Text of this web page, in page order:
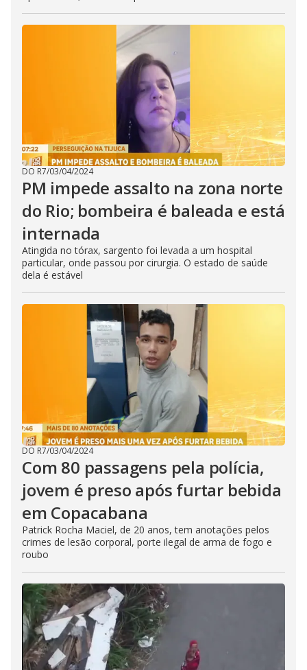
DO R7/03/04/2024
PM impede assalto na zona norte
do Rio; bombeira é baleada e está
internada
Atingida no tórax, sargento foi levada a um hospital
particular, onde passou por cirurgia. O estado de saúde
dela é estável
DO R7/03/04/2024
Com 80 passagens pela polícia,
jovem é preso após furtar bebida
em Copacabana
Patrick Rocha Maciel, de 20 anos, tem anotações pelos
crimes de lesão corporal, porte ilegal de arma de fogo e
roubo